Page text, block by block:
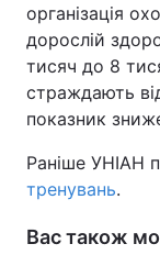
організація
дорослій
тисяч до 8
страждають
показник
Раніше УНІАН
тренувань.
Вас також